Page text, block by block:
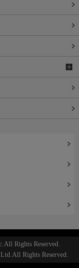
Rights Reserved.
Rights Reserved.